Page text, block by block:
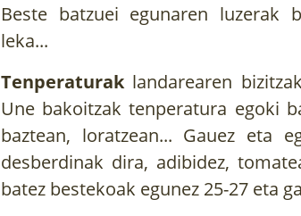
Beste batzuei egunaren luzerak
leka...
Tenperaturaklandarearen
Une bakoitzak tenperatura egoki
baztean, loratzean... Gauez eta
desberdinak dira, adibidez,
batez bestekoak egunez 25-27 eta